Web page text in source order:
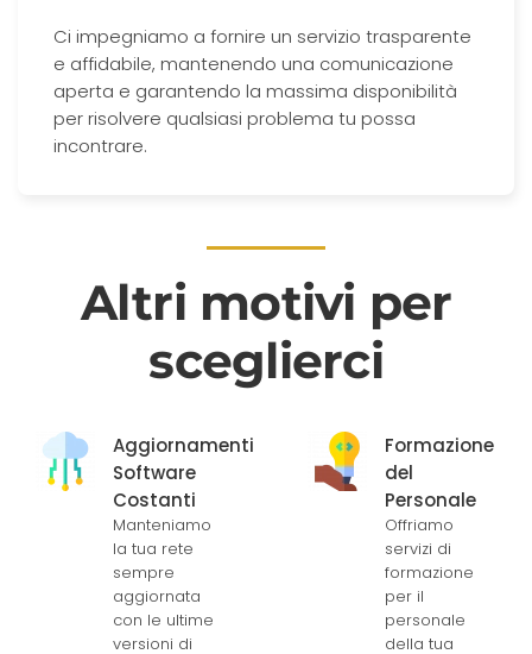
Ci impegniamo a fornire un servizio trasparente
e affidabile, mantenendo una comunicazione
aperta e garantendo la massima disponibilità
per risolvere qualsiasi problema tu possa
incontrare.
Altri motivi per
sceglierci
Aggiornamenti
Software
Costanti
Manteniamo
la tua rete
sempre
aggiornata
con le ultime
versioni di
Formazione
del
Personale
Offriamo
servizi di
formazione
per il
personale
della tua